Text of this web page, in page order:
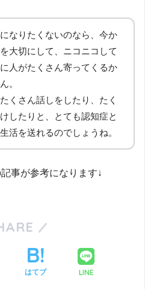
なりたくないのなら、今か
大切にして、ニコニコして
人がたくさん寄ってくるか
。
くさん話しをしたり、たく
したりと、とても認知症と
活を送れるのでしょうね。
事が参考になります↓
はてブ LINE